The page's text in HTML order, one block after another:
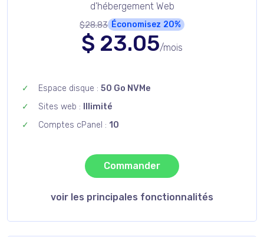
d'hébergement Web
$28.83 Économisez 20%
$ 23.05/mois
Espace disque : 50 Go NVMe
Sites web :
Illimité
Comptes cPanel : 10
Commander
voir les principales fonctionnalités